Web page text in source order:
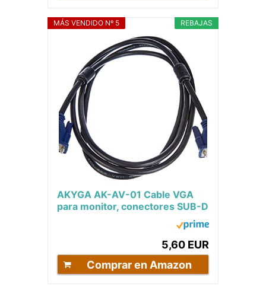
REBAJAS
MÁS VENDIDO Nº 5
AKYGA AK-AV-01 Cable VGA
para monitor, conectores SUB-D
5,60 EUR
Comprar en Amazon